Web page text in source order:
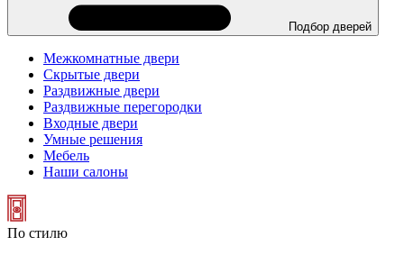
Подбор дверей
Межкомнатные двери
Скрытые двери
Раздвижные двери
Раздвижные перегородки
Входные двери
Умные решения
Мебель
Наши салоны
По стилю